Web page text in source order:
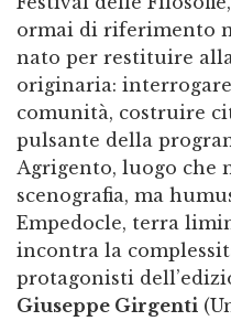
ormai di riferimento
nato per restituire
originaria:
comunità, costruire
pulsante della
Agrigento, luogo che
scenografia, ma
Empedocle, terra
incontra la
protagonisti
Giuseppe Girgenti